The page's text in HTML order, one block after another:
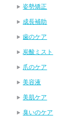
姿勢矯正
成長補助
歯のケア
炭酸ミスト
爪のケア
美容液
美肌ケア
臭いのケア